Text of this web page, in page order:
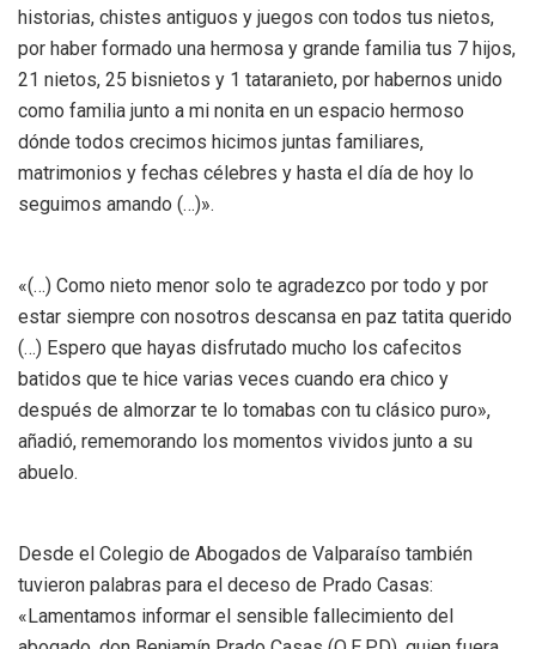
historias, chistes antiguos y juegos con todos tus nietos,
por haber formado una hermosa y grande familia tus 7 hijos,
21 nietos, 25 bisnietos y 1 tataranieto, por habernos unido
como familia junto a mi nonita en un espacio hermoso
dónde todos crecimos hicimos juntas familiares,
matrimonios y fechas célebres y hasta el día de hoy lo
seguimos amando (…)».
«(…) Como nieto menor solo te agradezco por todo y por
estar siempre con nosotros descansa en paz tatita querido
(…) Espero que hayas disfrutado mucho los cafecitos
batidos que te hice varias veces cuando era chico y
después de almorzar te lo tomabas con tu clásico puro»,
añadió, rememorando los momentos vividos junto a su
abuelo.
Desde el Colegio de Abogados de Valparaíso también
tuvieron palabras para el deceso de Prado Casas:
«Lamentamos informar el sensible fallecimiento del